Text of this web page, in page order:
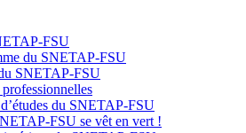
FSU
du SNETAP-FSU
SNETAP-FSU
du SNETAP-FSU
FSU se vêt en vert !